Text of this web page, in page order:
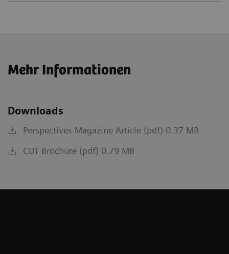
Mehr Informationen
Downloads
Perspectives Magazine Article (pdf) 0.37 MB
CDT Brochure (pdf) 0.79 MB